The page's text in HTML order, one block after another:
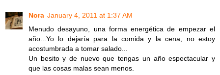
Nora January 4, 2011 at 1:37 AM
Menudo desayuno, una forma energética de empezar el
año...Yo lo dejaría para la comida y la cena, no estoy
acostumbrada a tomar salado...
Un besito y de nuevo que tengas un año espectacular y
que las cosas malas sean menos.